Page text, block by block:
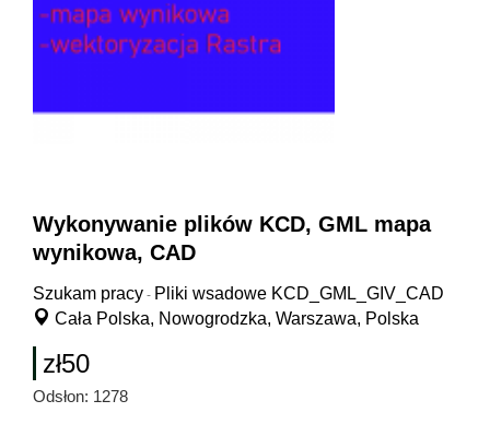
Wykonywanie plików KCD, GML mapa
wynikowa, CAD
Szukam pracy - Pliki wsadowe KCD_GML_GIV_CAD
Cała Polska, Nowogrodzka, Warszawa, Polska
zł50
Odsłon: 1278